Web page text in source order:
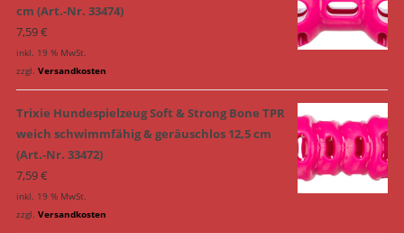
cm (Art.-Nr. 33474)
7,59€
inkl. 19 % MwSt.
zzgl. Versandkosten
Trixie Hundespielzeug Soft & Strong Bone TPR
weich schwimmfähig & geräuschlos 12,5 cm
(Art.-Nr. 33472)
7,59€
inkl. 19 % MwSt.
zzgl. Versandkosten